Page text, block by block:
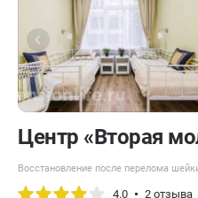
Центр «Вторая
Восстановление после перелома
4.0 2 отзыва